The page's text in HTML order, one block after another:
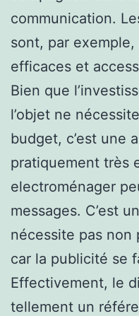
communication.
sont, par
efficaces et
Bien que
l’objet ne
budget, c’est une
pratiquement très
electroménager
messages. C’est
nécessite pas non
car la publicité se
Effectivement, le
tellement un